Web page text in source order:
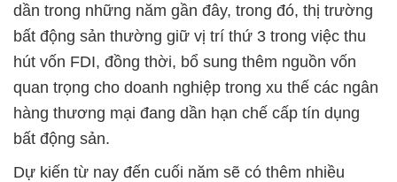
dần trong những năm gần đây, trong đó, thị trường
bất động sản thường giữ vị trí thứ 3 trong việc thu
hút vốn FDI, đồng thời, bổ sung thêm nguồn vốn
quan trọng cho doanh nghiệp trong xu thế các ngân
hàng thương mại đang dần hạn chế cấp tín dụng
bất động sản.
Dự kiến từ nay đến cuối năm sẽ có thêm nhiều